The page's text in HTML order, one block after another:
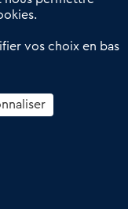
transactions
du commerce de
vos choix en bas